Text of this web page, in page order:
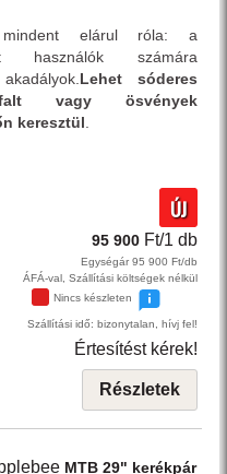
elárul róla: a
használók számára
Lehet sóderes
vagy ösvények
keresztül.
ÚJ
95 900 Ft/1 db
Egységár 95 900 Ft/db
ÁFÁ-val, Szállítási költségek nélkül
Nincs készleten
Szállítási idő: bizonytalan, hívj fel!
Értesítést kérek!
Részletek
MTB 29" kerékpár